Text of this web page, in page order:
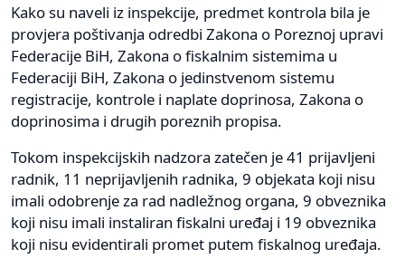
Kako su naveli iz inspekcije, predmet kontrola bila je
provjera poštivanja odredbi Zakona o Poreznoj upravi
Federacije BiH, Zakona o fiskalnim sistemima u
Federaciji BiH, Zakona o jedinstvenom sistemu
registracije, kontrole i naplate doprinosa, Zakona o
doprinosima i drugih poreznih propisa.
Tokom inspekcijskih nadzora zatečen je 41 prijavljeni
radnik, 11 neprijavljenih radnika, 9 objekata koji nisu
imali odobrenje za rad nadležnog organa, 9 obveznika
koji nisu imali instaliran fiskalni uređaj i 19 obveznika
koji nisu evidentirali promet putem fiskalnog uređaja.